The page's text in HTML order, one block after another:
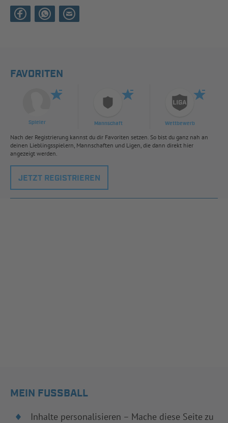
FAVORITEN
Spieler Mannschaft Wettbewerb
Nach der Registrierung kannst du dir Favoriten setzen. So bist du ganz nah an
deinen Lieblingsspielern, Mannschaften und Ligen, die dann direkt hier
angezeigt werden.
JETZT REGISTRIEREN
MEIN FUSSBALL
Inhalte personalisieren – Mache diese Seite zu